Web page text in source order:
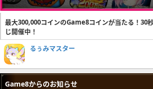
最大300,000コインのGame8コインが当たる！30
じ開催中！
るぅみマスター
Game8からのお知らせ